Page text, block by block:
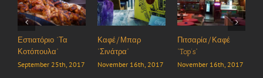
“Τα
25th, 2017
Καφέ/Μπαρ
“Σινάτρα”
November 16th, 2017
Πιτσαρία/Καφέ
November 16th, 2017
Restaurant
September 26th,